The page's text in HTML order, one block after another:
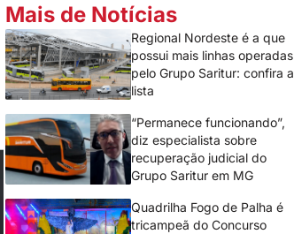
Mais de Notícias
Regional Nordeste é a que
possui mais linhas operadas
pelo Grupo Saritur: confira a
lista
“Permanece funcionando”,
diz especialista sobre
recuperação judicial do
Grupo Saritur em MG
Quadrilha Fogo de Palha é
tricampeã do Concurso